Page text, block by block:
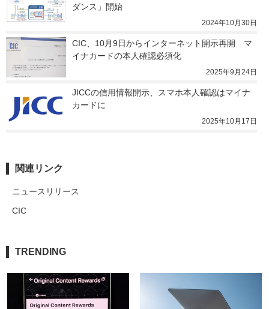
ダンス」開始
2024年10月30日
CIC、10月9日からインターネット開示再開　マ
イナカードの本人確認必須化
2025年9月24日
JICCの信用情報開示、スマホ本人確認はマイナ
カードに
2025年10月17日
関連リンク
ニュースリリース
CIC
TRENDING